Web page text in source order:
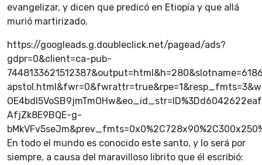
evangelizar, y dicen que predicó en Etiopía y que allá
murió martirizado.
https://googleads.g.doubleclick.net/pagead/ads?
gdpr=0&client=ca-pub-
AfjZk8E9BQE-g-
En todo el mundo es conocido este santo, y lo será por
siempre, a causa del maravilloso librito que él escribió: